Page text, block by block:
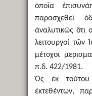
ὁποῖα
παρασχεθεῖ
ἀναλυτικῶς ὅτι
λειτουργοί τῶν
μέτοχοι
π.δ. 422/1981.
Ὡς ἐκ
ἐκτεθέντων,